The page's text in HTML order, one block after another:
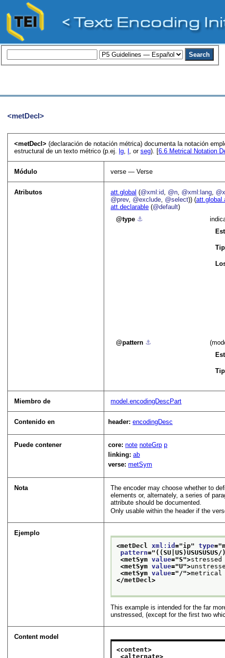
<metDecl>
<metDecl>(declaración de notación métrica) documenta la notación
estructural de un texto métrico (p.ej.
lg , orseg). [6.6 Metrical Notation
Módulo verse — Verse
Atributos att.global (@xml:id @n @xml:lang
@prev, @exclude @select)) (
att.declarable (@default)
type ⚓︎
pattern ⚓︎
Miembro de model.encodingDescPart
Contenido en header:encodingDesc
Puede contener core:note noteGrp p
linking:ab
verse:metSym
Nota The encoder may choose whether to
elements or, alternately, a series of
attribute should be documented.
Only usable within the header if the
Ejemplo
<metDecl xml:id="ip" type="
pattern=" ((SU|US)USUSUSUS/)
<metSym value="S">
<metSym value="U">
<metSym value="/">metrical
</metDecl>
This example is intended for the far
unstressed, (except for the first two
Content model
<content>
<alternate>